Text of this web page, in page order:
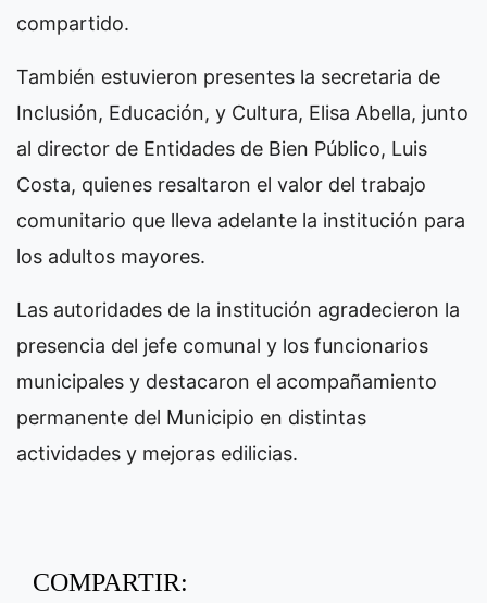
compartido.
También estuvieron presentes la secretaria de
Inclusión, Educación, y Cultura, Elisa Abella, junto
al director de Entidades de Bien Público, Luis
Costa, quienes resaltaron el valor del trabajo
comunitario que lleva adelante la institución para
los adultos mayores.
Las autoridades de la institución agradecieron la
presencia del jefe comunal y los funcionarios
municipales y destacaron el acompañamiento
permanente del Municipio en distintas
actividades y mejoras edilicias.
COMPARTIR: